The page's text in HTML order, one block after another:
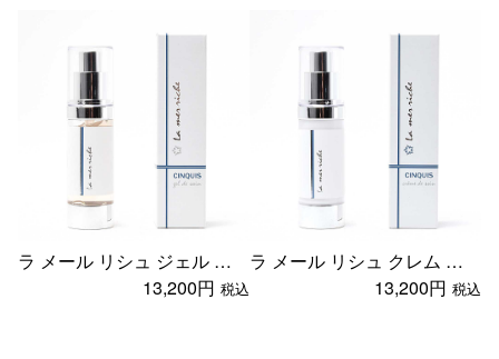
ラ メール リシュ ジェル ド ソワン ＜ジェル美容液 ＞
13,200円 税込
ラ メール リシュ クレム ド ソワン ＜クリーム美容液 ＞
13,200円 税込